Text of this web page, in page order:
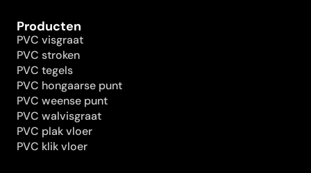
Producten
PVC visgraat
PVC stroken
PVC tegels
PVC hongaarse punt
PVC weense punt
PVC walvisgraat
PVC plak vloer
PVC klik vloer